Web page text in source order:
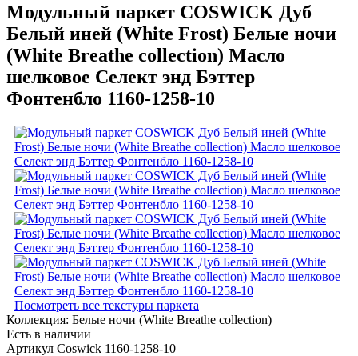
Модульный паркет COSWICK Дуб
Белый иней (White Frost) Белые ночи
(White Breathe collection) Масло
шелковое Селект энд Бэттер
Фонтенбло 1160-1258-10
Посмотреть все текстуры паркета
Коллекция: Белые ночи (White Breathe collection)
Есть в наличии
Артикул Coswick 1160-1258-10